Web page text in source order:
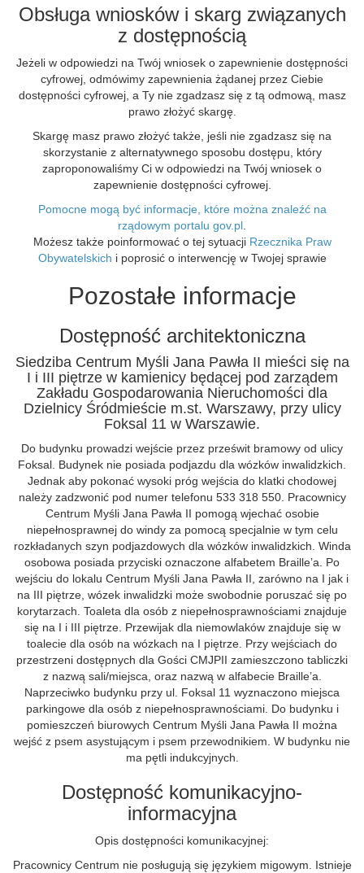
Obsługa wniosków i skarg związanych
z dostępnością
Jeżeli w odpowiedzi na Twój wniosek o zapewnienie dostępności
cyfrowej, odmówimy zapewnienia żądanej przez Ciebie
dostępności cyfrowej, a Ty nie zgadzasz się z tą odmową, masz
prawo złożyć skargę.
Skargę masz prawo złożyć także, jeśli nie zgadzasz się na
skorzystanie z alternatywnego sposobu dostępu, który
zaproponowaliśmy Ci w odpowiedzi na Twój wniosek o
zapewnienie dostępności cyfrowej.
Pomocne mogą być informacje, które można znaleźć na
rządowym portalu gov.pl
Możesz także poinformować o tej sytuacji Rzecznika Praw
Obywatelskich i poprosić o interwencję w Twojej sprawie
Pozostałe informacje
Dostępność architektoniczna
Siedziba Centrum Myśli Jana Pawła II mieści się na
I i III piętrze w kamienicy będącej pod zarządem
Zakładu Gospodarowania Nieruchomości dla
Dzielnicy Śródmieście m.st. Warszawy, przy ulicy
Foksal 11 w Warszawie.
Do budynku prowadzi wejście przez prześwit bramowy od ulicy
Foksal. Budynek nie posiada podjazdu dla wózków inwalidzkich.
Jednak aby pokonać wysoki próg wejścia do klatki chodowej
należy zadzwonić pod numer telefonu 533 318 550. Pracownicy
Centrum Myśli Jana Pawła II pomogą wjechać osobie
niepełnosprawnej do windy za pomocą specjalnie w tym celu
rozkładanych szyn podjazdowych dla wózków inwalidzkich. Winda
osobowa posiada przyciski oznaczone alfabetem Braille’a. Po
wejściu do lokalu Centrum Myśli Jana Pawła II, zarówno na I jak i
na III piętrze, wózek inwalidzki może swobodnie poruszać się po
korytarzach. Toaleta dla osób z niepełnosprawnościami znajduje
się na I i III piętrze. Przewijak dla niemowlaków znajduje się w
toalecie dla osób na wózkach na I piętrze. Przy wejściach do
przestrzeni dostępnych dla Gości CMJPII zamieszczono tabliczki
z nazwą sali/miejsca, oraz nazwą w alfabecie Braille’a.
Naprzeciwko budynku przy ul. Foksal 11 wyznaczono miejsca
parkingowe dla osób z niepełnosprawnościami. Do budynku i
pomieszczeń biurowych Centrum Myśli Jana Pawła II można
wejść z psem asystującym i psem przewodnikiem. W budynku nie
ma pętli indukcyjnych.
Dostępność komunikacyjno-
informacyjna
Opis dostępności komunikacyjnej:
Pracownicy Centrum nie posługują się językiem migowym. Istnieje